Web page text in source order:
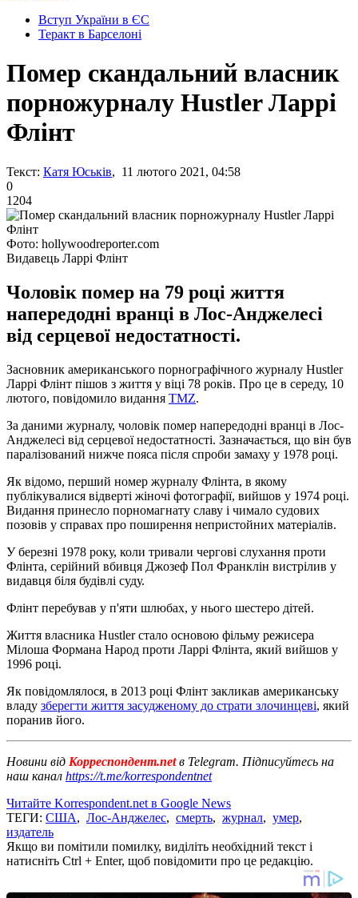
Вступ України в ЄС
Теракт в Барселоні
Помер скандальний власник
порножурналу Hustler Ларрі
Флінт
Текст: Катя Юськів, 11 лютого 2021, 04:58
0
1204
Фото: hollywoodreporter.com
Видавець Ларрі Флінт
Чоловік помер на 79 році життя
напередодні вранці в Лос-Анджелесі
від серцевої недостатності.
Засновник американського порнографічного журналу Hustler
Ларрі Флінт пішов з життя у віці 78 років. Про це в середу, 10
лютого, повідомило видання ТMZ.
За даними журналу, чоловік помер напередодні вранці в Лос-
Анджелесі від серцевої недостатності. Зазначається, що він був
паралізований нижче пояса після спроби замаху у 1978 році.
Як відомо, перший номер журналу Флінта, в якому
публікувалися відверті жіночі фотографії, вийшов у 1974 році.
Видання принесло порномагнату славу і чимало судових
позовів у справах про поширення непристойних матеріалів.
У березні 1978 року, коли тривали чергові слухання проти
Флінта, серійний вбивця Джозеф Пол Франклін вистрілив у
видавця біля будівлі суду.
Флінт перебував у п'яти шлюбах, у нього шестеро дітей.
Життя власника Hustler стало основою фільму режисера
Мілоша Формана Народ проти Ларрі Флінта, який вийшов у
1996 році.
Як повідомлялося, в 2013 році Флінт закликав американську
владу зберегти життя засудженому до страти злочинцеві, який
поранив його.
Новини від Корреспондент.netв Telegram. Підписуйтесь на
наш канал https://t.me/korrespondentnet
Читайте Korrespondent.net в Google News
ТЕГИ: США, Лос-Анджелес, смерть, журнал, умер,
издатель
Якщо ви помітили помилку, виділіть необхідний текст і
натисніть Ctrl + Enter, щоб повідомити про це редакцію.